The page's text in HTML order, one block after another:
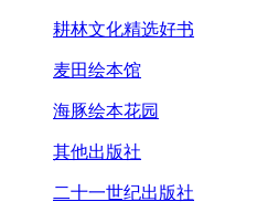
耕林文化精选好书
麦田绘本馆
海豚绘本花园
其他出版社
二十一世纪出版社